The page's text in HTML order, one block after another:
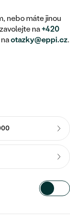
nebo máte jinou
na+420
otazky@eppi.cz.